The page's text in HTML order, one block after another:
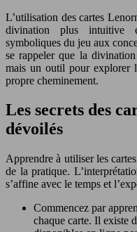
L’utilisation des cartes
divination plus intuitive
symboliques du jeu aux
se rappeler que la
mais un outil pour explorer
propre cheminement.
Les secrets des
dévoilés
Apprendre à utiliser les
de la pratique.
s’affine avec le temps et
Commencez par
chaque carte. Il existe